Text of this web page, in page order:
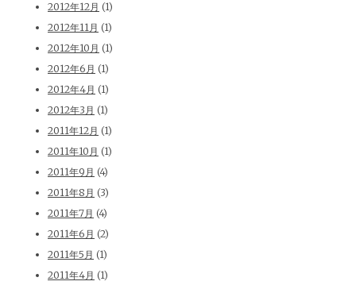
2012年12月 (1)
2012年11月 (1)
2012年10月 (1)
2012年6月 (1)
2012年4月 (1)
2012年3月 (1)
2011年12月 (1)
2011年10月 (1)
2011年9月 (4)
2011年8月 (3)
2011年7月 (4)
2011年6月 (2)
2011年5月 (1)
2011年4月 (1)